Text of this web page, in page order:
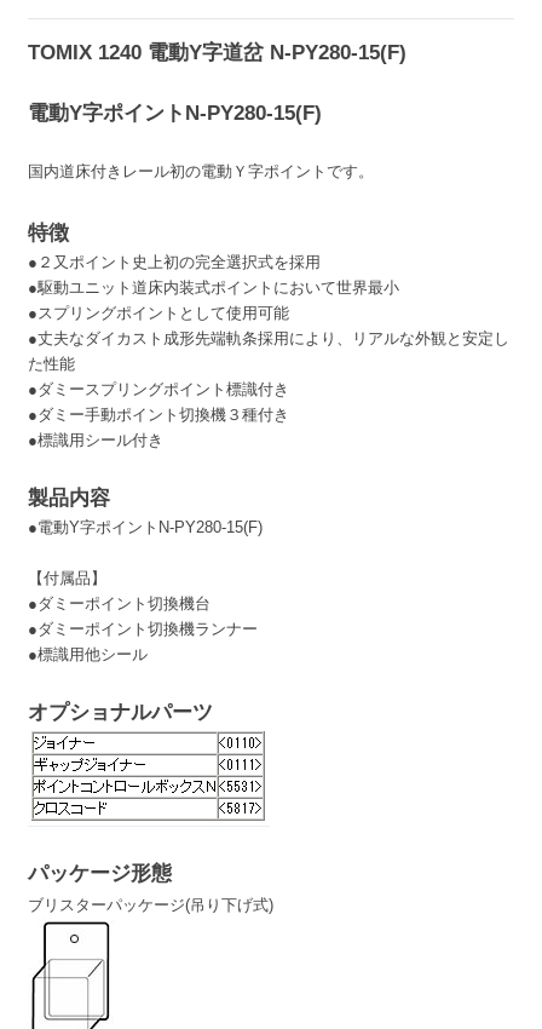
TOMIX 1240 電動Y字道岔 N-PY280-15(F)
電動Y字ポイントN-PY280-15(F)
国内道床付きレール初の電動Ｙ字ポイントです。
特徴
●２又ポイント史上初の完全選択式を採用
●駆動ユニット道床内装式ポイントにおいて世界最小
●スプリングポイントとして使用可能
●丈夫なダイカスト成形先端軌条採用により、リアルな外観と安定し
た性能
●ダミースプリングポイント標識付き
●ダミー手動ポイント切換機３種付き
●標識用シール付き
製品内容
●電動Y字ポイントN-PY280-15(F)
【付属品】
●ダミーポイント切換機台
●ダミーポイント切換機ランナー
●標識用他シール
オプショナルパーツ
パッケージ形態
ブリスターパッケージ(吊り下げ式)